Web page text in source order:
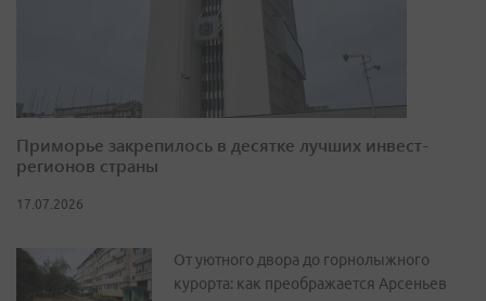
Приморье закрепилось в десятке лучших инвест-
регионов страны
17.07.2026
От уютного двора до горнолыжного
курорта: как преображается Арсеньев